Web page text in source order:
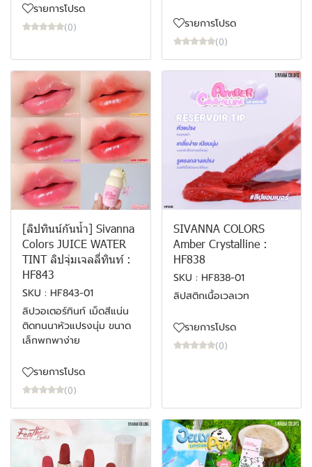
รายการโปรด
(0) รายการโปรด
(0)
[ลิปทินน์กันน้ำ] Sivanna
Colors JUICE WATER
TINT ลิปจุ่มเจลลี่ทินท์ :
HF843
SKU : HF843-01
ลิปวอเตอร์ทินท์ เม็ดสีแน่น
ติดทนนาหัวแปรงนุ่ม ขนาด
เล็กพกพาง่าย
รายการโปรด
(0)
SIVANNA COLORS
Amber Crystalline :
HF838
SKU : HF838-01
ลิปสติกเนื้อเวลเวท
รายการโปรด
(0)